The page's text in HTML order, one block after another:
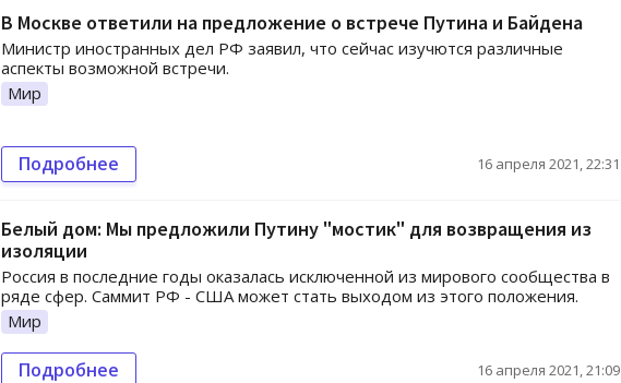
В Москве ответили на предложение о встрече Путина и Байдена
Министр иностранных дел РФ заявил, что сейчас изучются различные
аспекты возможной встречи.
Мир
Подробнее 16 апреля 2021, 22:31
Белый дом: Мы предложили Путину "мостик" для возвращения из
изоляции
Россия в последние годы оказалась исключенной из мирового сообщества в
ряде сфер. Саммит РФ - США может стать выходом из этого положения.
Мир
Подробнее 16 апреля 2021, 21:09